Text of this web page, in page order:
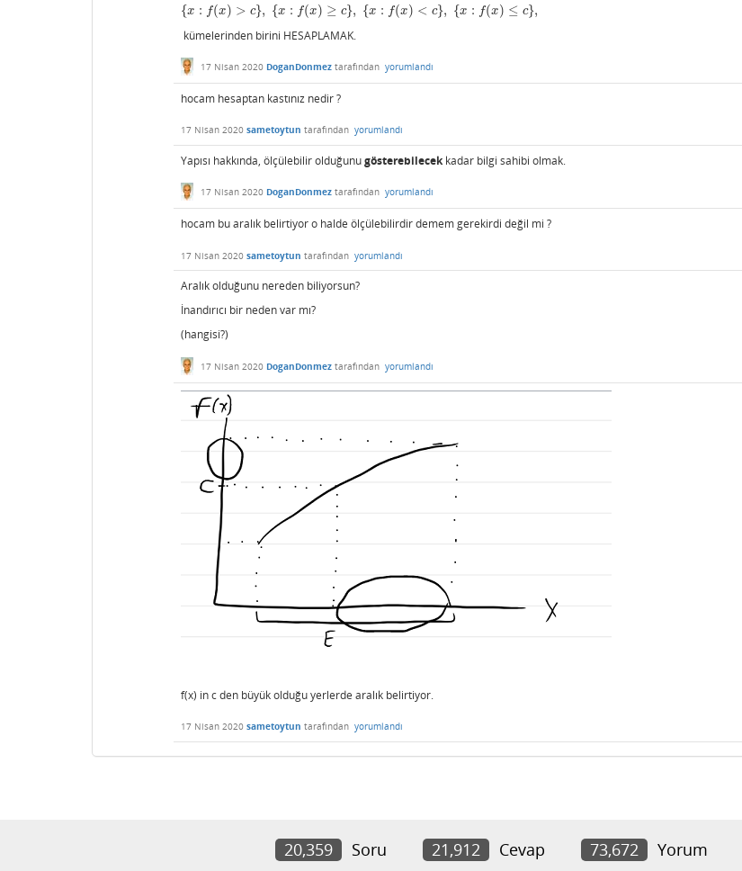
{x : f(x) > c}, {x : f(x) ≥ c}, {x : f(x) < c}, {x : f(x) ≤ c},
{x:f (x )>c}, x:f (x)≥ },{ x: (x)<c ,{ x:f(x ≤c}
kümelerinden birini HESAPLAMAK.
17 Nisan 2020 DoganDonmez tarafından yorumlandı
hocam hesaptan kastınız nedir ?
17 Nisan 2020 sametoytun tarafından yorumlandı
Yapısı hakkında, ölçülebilir olduğunugösterebilecekkadar bilgi sahibi olmak.
17 Nisan 2020 DoganDonmez tarafından yorumlandı
hocam bu aralık belirtiyor o halde ölçülebilirdir demem gerekirdi değil mi ?
17 Nisan 2020 sametoytun tarafından yorumlandı
Aralık olduğunu nereden biliyorsun?
İnandırıcı bir neden var mı?
(hangisi?)
17 Nisan 2020 DoganDonmez tarafından yorumlandı
f(x) in c den büyük olduğu yerlerde aralık belirtiyor.
17 Nisan 2020 sametoytun tarafından yorumlandı
20,359 Soru 21,912 Cevap 73,672 Yorum